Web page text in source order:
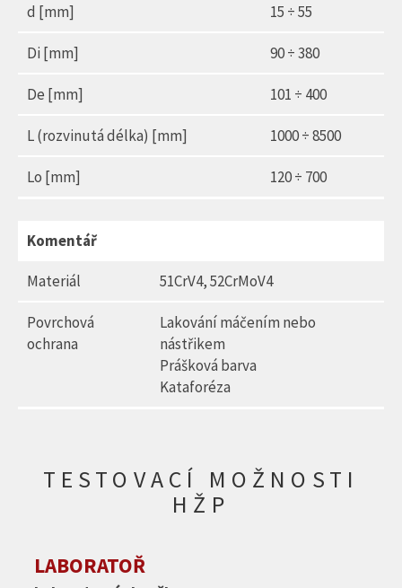
d [mm] 15 ÷ 55
Di [mm] 90 ÷ 380
De [mm] 101 ÷ 400
L (rozvinutá délka) [mm] 1000 ÷ 8500
Lo [mm] 120 ÷ 700
Komentář
Materiál 51CrV4, 52CrMoV4
Povrchová
ochrana
Lakování máčením nebo
nástřikem
Prášková barva
Kataforéza
TESTOVACÍ MOŽNOSTI
HŽP
LABORATOŘ